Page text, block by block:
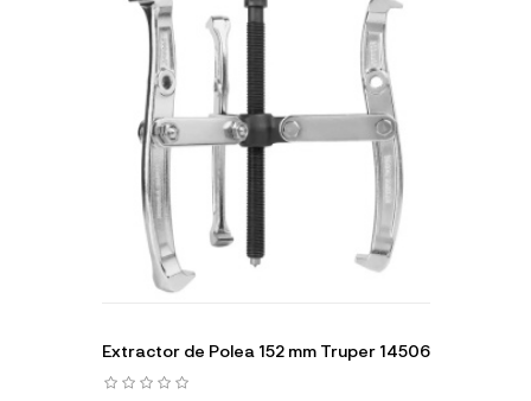
Extractor de Polea 152 mm Truper 14506